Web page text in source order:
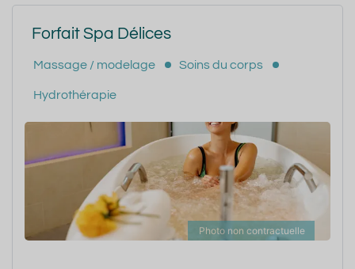
Forfait Spa Délices
Massage / modelage Soins du corps
Hydrothérapie
Photo non contractuelle